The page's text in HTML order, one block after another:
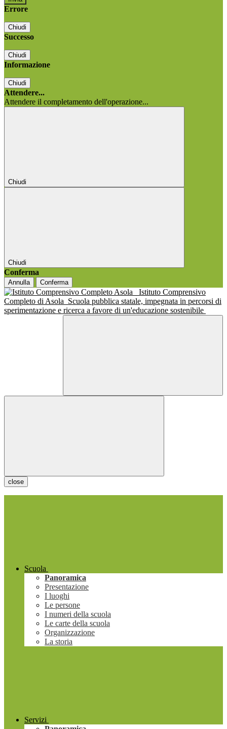
Errore
Chiudi
Successo
Chiudi
Informazione
Chiudi
Attendere...
Attendere il completamento dell'operazione...
Chiudi
Chiudi
Conferma
Annulla Conferma
Istituto Comprensivo
Completo di Asola Scuola pubblica statale, impegnata in percorsi di
sperimentazione e ricerca a favore di un'educazione sostenibile
close
Scuola
Panoramica
Presentazione
I luoghi
Le persone
I numeri della scuola
Le carte della scuola
Organizzazione
La storia
Servizi